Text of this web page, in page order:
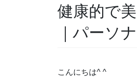
健康的で
｜パーソ
こんにちは^ ^